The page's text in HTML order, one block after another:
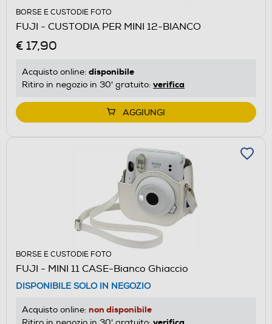
BORSE E CUSTODIE FOTO
FUJI - CUSTODIA PER MINI 12-BIANCO
€ 17,90
Acquisto online: disponibile
Ritiro in negozio in 30' gratuito: verifica
AGGIUNGI
BORSE E CUSTODIE FOTO
FUJI - MINI 11 CASE-Bianco Ghiaccio
DISPONIBILE SOLO IN NEGOZIO
Acquisto online: non disponibile